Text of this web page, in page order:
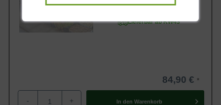
Süß und saftig
Lieferbar ab KW43
84,90 €
- + In den Warenkorb